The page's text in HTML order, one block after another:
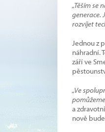
„Těším se
generace.
rozvíjet
Jednou z
náhradní.
září ve
„Ve
a
nově